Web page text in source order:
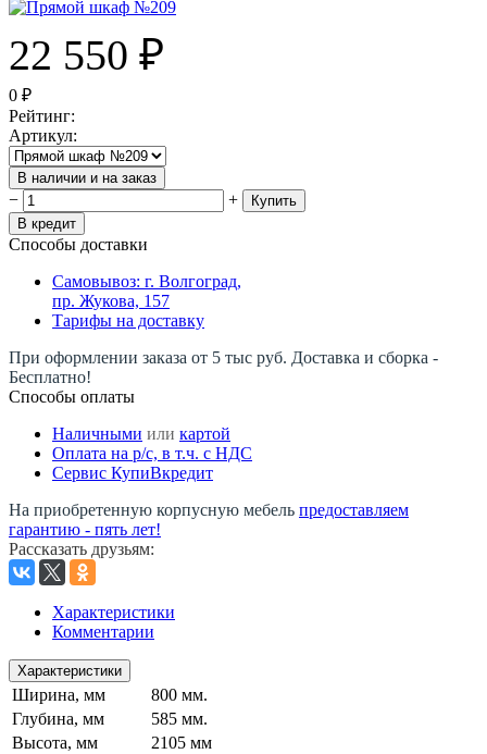
22 550 ₽
0 ₽
Рейтинг:
Артикул:
В наличии и на заказ
− +
Купить
В кредит
Способы доставки
Самовывоз: г. Волгоград,
пр. Жукова, 157
Тарифы на доставку
При оформлении заказа от 5 тыс руб. Доставка и сборка -
Бесплатно!
Способы оплаты
Наличными или картой
Оплата на р/c, в т.ч. с НДС
Сервис КупиВкредит
На приобретенную корпусную мебель предоставляем
гарантию - пять лет!
Рассказать друзьям:
Характеристики
Комментарии
Характеристики
Ширина, мм
800 мм.
Глубина, мм
585 мм.
Высота, мм
2105 мм